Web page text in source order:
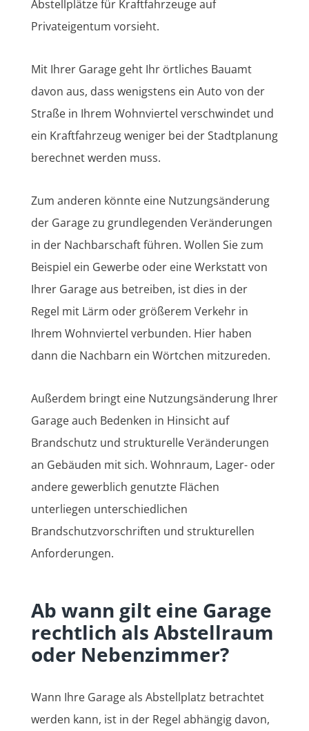
Abstellplätze für Kraftfahrzeuge auf
Privateigentum vorsieht.
Mit Ihrer Garage geht Ihr örtliches Bauamt
davon aus, dass wenigstens ein Auto von der
Straße in Ihrem Wohnviertel verschwindet und
ein Kraftfahrzeug weniger bei der Stadtplanung
berechnet werden muss.
Zum anderen könnte eine Nutzungsänderung
der Garage zu grundlegenden Veränderungen
in der Nachbarschaft führen. Wollen Sie zum
Beispiel ein Gewerbe oder eine Werkstatt von
Ihrer Garage aus betreiben, ist dies in der
Regel mit Lärm oder größerem Verkehr in
Ihrem Wohnviertel verbunden. Hier haben
dann die Nachbarn ein Wörtchen mitzureden.
Außerdem bringt eine Nutzungsänderung Ihrer
Garage auch Bedenken in Hinsicht auf
Brandschutz und strukturelle Veränderungen
an Gebäuden mit sich. Wohnraum, Lager- oder
andere gewerblich genutzte Flächen
unterliegen unterschiedlichen
Brandschutzvorschriften und strukturellen
Anforderungen.
Ab wann gilt eine Garage
rechtlich als Abstellraum
oder Nebenzimmer?
Wann Ihre Garage als Abstellplatz betrachtet
werden kann, ist in der Regel abhängig davon,